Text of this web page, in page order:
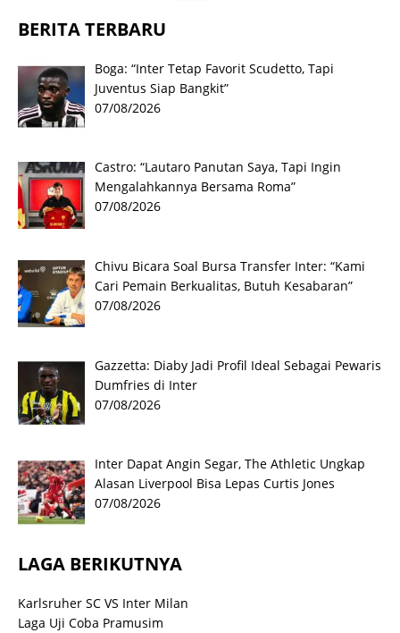
BERITA TERBARU
Boga: “Inter Tetap Favorit Scudetto, Tapi
Juventus Siap Bangkit”
07/08/2026
Castro: “Lautaro Panutan Saya, Tapi Ingin
Mengalahkannya Bersama Roma”
07/08/2026
Chivu Bicara Soal Bursa Transfer Inter: “Kami
Cari Pemain Berkualitas, Butuh Kesabaran”
07/08/2026
Gazzetta: Diaby Jadi Profil Ideal Sebagai Pewaris
Dumfries di Inter
07/08/2026
Inter Dapat Angin Segar, The Athletic Ungkap
Alasan Liverpool Bisa Lepas Curtis Jones
07/08/2026
LAGA BERIKUTNYA
Karlsruher SC VS Inter Milan
Laga Uji Coba Pramusim